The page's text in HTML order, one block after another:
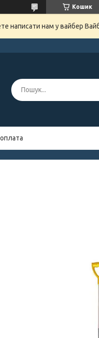
Кошик
написати нам у вайбер